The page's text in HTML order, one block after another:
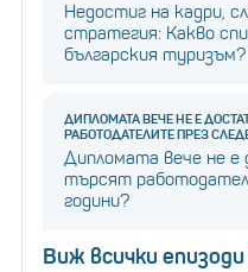
Недостиг на кадри,
стратегия: Какво
българския туризъм?
ДИПЛОМАТА ВЕЧЕ НЕ Е
РАБОТОДАТЕЛИТЕ ПРЕЗ
Дипломата вече не
търсят
години?
Виж всички епизоди